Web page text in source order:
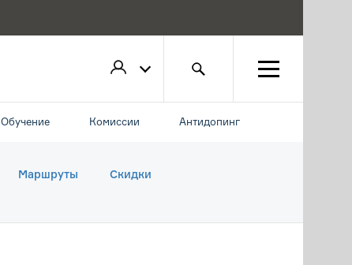
Обучение Комиссии Антидопинг
Маршруты Скидки